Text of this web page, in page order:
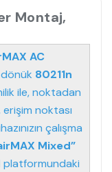
Montaj,
AC
80211n
ile, noktadan
noktası
çalışma
Mixed”
platformundaki